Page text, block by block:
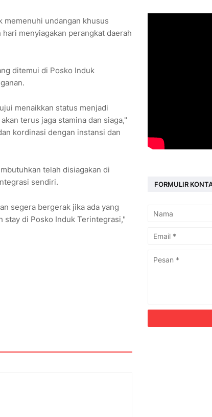
memenuhi undangan khusus
menyiagakan perangkat daerah
ditemui di Posko Induk
menaikkan status menjadi
terus jaga stamina dan siaga,"
kordinasi dengan instansi dan
telah disiagakan di
sendiri.
segera bergerak jika ada yang
stay di Posko Induk Terintegrasi,"
FORMULIR